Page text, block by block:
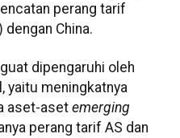
perang tarif
China.
dipengaruhi oleh
yaitu meningkatnya
aset-aset emerging
perang tarif AS dan